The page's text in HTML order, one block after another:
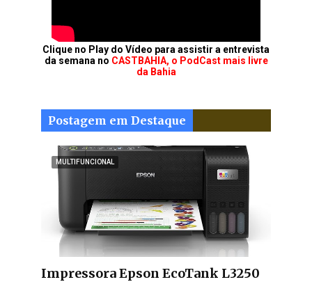
Clique no Play do Vídeo para assistir a entrevista
da semana no CASTBAHIA, o PodCast mais livre
da Bahia
Postagem em Destaque
MULTIFUNCIONAL
Impressora Epson EcoTank L3250